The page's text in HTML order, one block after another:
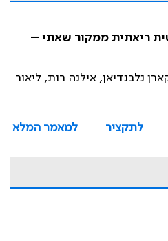
ריאתית ממקור שאתי –
נלבנדיאן, אילנה רות, ליאור
לתקציר
למאמר המלא